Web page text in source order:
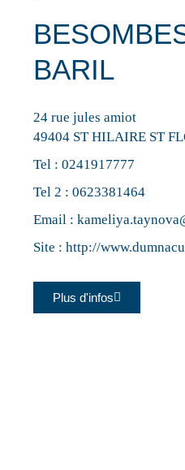
BARIL
24 rue jules amiot
49404 ST HILAIRE ST
Tel :0241917777
Tel 2 :0623381464
Email :
Site :http://
Plus d'infos